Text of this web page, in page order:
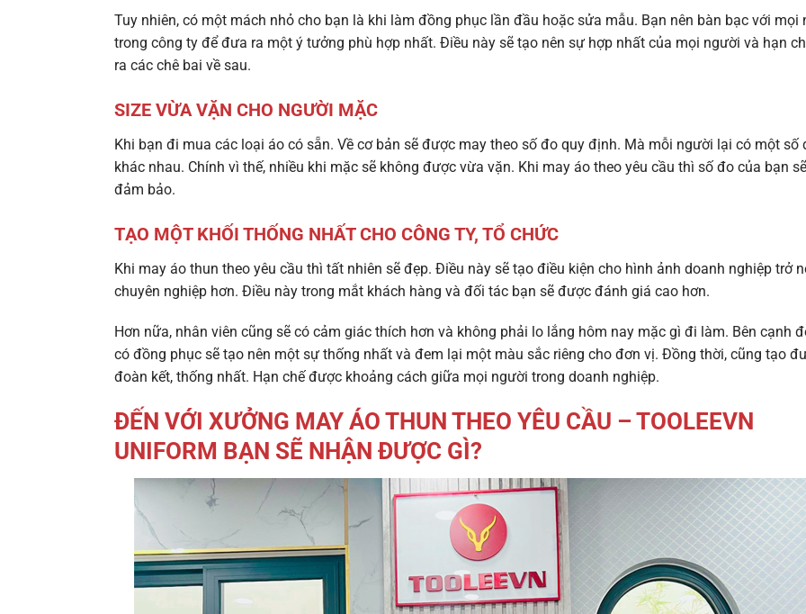
Tuy nhiên, có một mách nhỏ cho bạn là khi làm đồng phục lần đầu hoặc sửa mẫu. Bạn nên bàn bạc với mọi
trong công ty để đưa ra một ý tưởng phù hợp nhất. Điều này sẽ tạo nên sự hợp nhất của mọi người và hạn
ra các chê bai về sau.
SIZE VỪA VẶN CHO NGƯỜI MẶC
Khi bạn đi mua các loại áo có sẵn. Về cơ bản sẽ được may theo số đo quy định. Mà mỗi người lại có một số
khác nhau. Chính vì thế, nhiều khi mặc sẽ không được vừa vặn. Khi may áo theo yêu cầu thì số đo của bạn
đảm bảo.
TẠO MỘT KHỐI THỐNG NHẤT CHO CÔNG TY, TỔ CHỨC
Khi may áo thun theo yêu cầu thì tất nhiên sẽ đẹp. Điều này sẽ tạo điều kiện cho hình ảnh doanh nghiệp trở
chuyên nghiệp hơn. Điều này trong mắt khách hàng và đối tác bạn sẽ được đánh giá cao hơn.
Hơn nữa, nhân viên cũng sẽ có cảm giác thích hơn và không phải lo lắng hôm nay mặc gì đi làm. Bên cạnh
có đồng phục sẽ tạo nên một sự thống nhất và đem lại một màu sắc riêng cho đơn vị. Đồng thời, cũng tạo
đoàn kết, thống nhất. Hạn chế được khoảng cách giữa mọi người trong doanh nghiệp.
ĐẾN VỚI XƯỞNG MAY ÁO THUN THEO YÊU CẦU – TOOLEEVN
UNIFORM BẠN SẼ NHẬN ĐƯỢC GÌ?